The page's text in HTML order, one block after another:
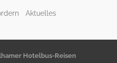
Aktuelles
Hotelbus-Reisen